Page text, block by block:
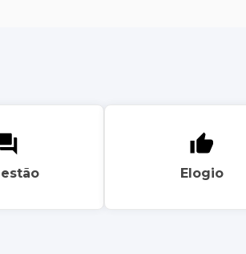
Elogio